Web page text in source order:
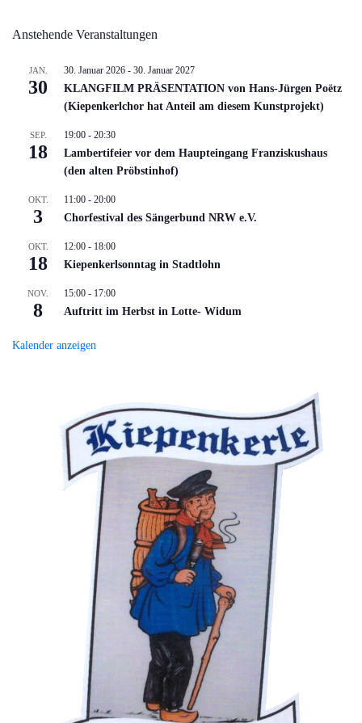
Anstehende Veranstaltungen
JAN.
30
30. Januar 2026 - 30. Januar 2027
KLANGFILM PRÄSENTATION von Hans-Jürgen Poëtz
(Kiepenkerlchor hat Anteil am diesem Kunstprojekt)
SEP.
18
19:00 - 20:30
Lambertifeier vor dem Haupteingang Franziskushaus
(den alten Pröbstinhof)
OKT.
3
11:00 - 20:00
Chorfestival des Sängerbund NRW e.V.
OKT.
18
12:00 - 18:00
Kiepenkerlsonntag in Stadtlohn
NOV.
8
15:00 - 17:00
Auftritt im Herbst in Lotte- Widum
Kalender anzeigen